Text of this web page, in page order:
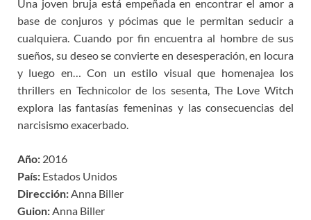
Una joven bruja está empeñada en encontrar el amor a
base de conjuros y pócimas que le permitan seducir a
cualquiera. Cuando por fin encuentra al hombre de sus
sueños, su deseo se convierte en desesperación, en locura
y luego en… Con un estilo visual que homenajea los
thrillers en Technicolor de los sesenta, The Love Witch
explora las fantasías femeninas y las consecuencias del
narcisismo exacerbado.
Año: 2016
País: Estados Unidos
Dirección: Anna Biller
Guion: Anna Biller